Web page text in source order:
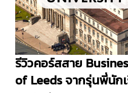
รีวิวคอร์สสาย
of Leeds จากรุ่นพี่นัก